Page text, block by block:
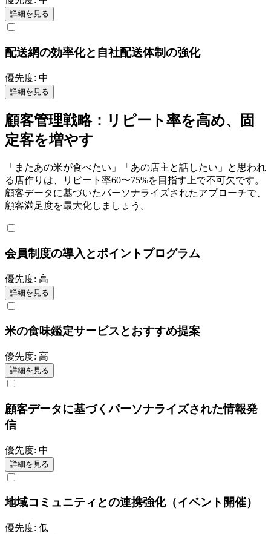
詳細を見る
配送網の効率化と自社配送体制の強化
優先度: 中
詳細を見る
顧客管理戦略：リピート率を高め、固
定客を増やす
「またあの米が食べたい」「あの店主と話したい」と思われ
る店作りは、リピート率60〜75%を目指す上で不可欠です。
顧客データに基づいたパーソナライズされたアプローチで、
顧客満足度を最大化しましょう。
会員制度の導入とポイントプログラム
優先度: 高
詳細を見る
米の食味鑑定サービスとおすすめ提案
優先度: 高
詳細を見る
顧客データに基づくパーソナライズされた情報発
信
優先度: 中
詳細を見る
地域コミュニティとの連携強化（イベント開催）
優先度: 低